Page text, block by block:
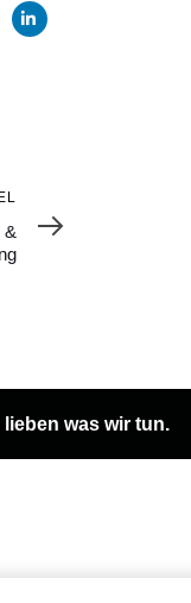
&
lieben was wir tun.